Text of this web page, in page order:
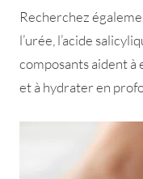
Recherchez
l’urée, l’acide
composants aident à
et à hydrater en